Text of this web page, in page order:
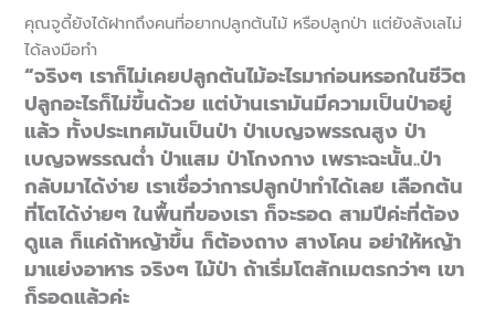
คุณจูดี้ยังได้ฝากถึงคนที่อยากปลูกต้นไม้ หรือปลูกป่า แต่ยังลังเลไม่
ได้ลงมือทำ
“จริงๆ เราก็ไม่เคยปลูกต้นไม้อะไรมาก่อนหรอกในชีวิต
ปลูกอะไรก็ไม่ขึ้นด้วย แต่บ้านเรามันมีความเป็นป่าอยู่
แล้ว ทั้งประเทศมันเป็นป่า ป่าเบญจพรรณสูง ป่า
เบญจพรรณต่ำ ป่าแสม ป่าโกงกาง เพราะฉะนั้น..ป่า
กลับมาได้ง่าย เราเชื่อว่าการปลูกป่าทำได้เลย เลือกต้น
ที่โตได้ง่ายๆ ในพื้นที่ของเรา ก็จะรอด สามปีค่ะที่ต้อง
ดูแล ก็แค่ถ้าหญ้าขึ้น ก็ต้องถาง สางโคน อย่าให้หญ้า
มาแย่งอาหาร จริงๆ ไม้ป่า ถ้าเริ่มโตสักเมตรกว่าๆ เขา
ก็รอดแล้วค่ะ